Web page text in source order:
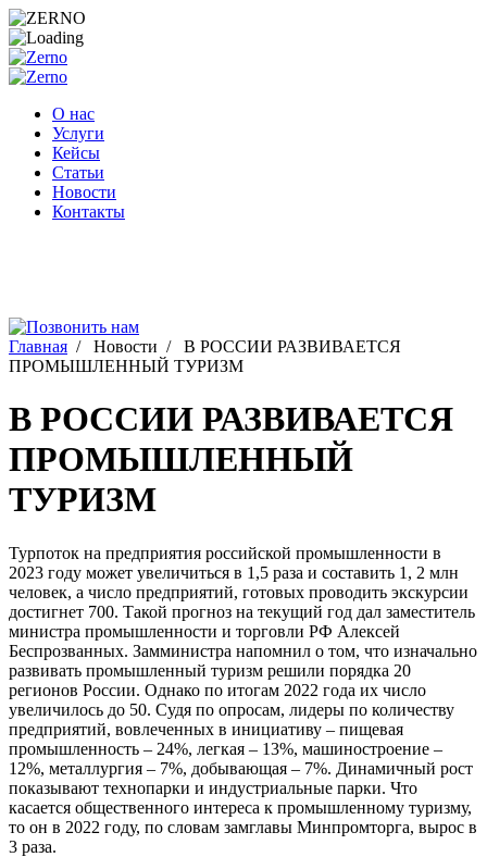
Перейти
к
О нас
Услуги
Кейсы
Статьи
Новости
Контакты
Главная / Новости / В РОССИИ РАЗВИВАЕТСЯ
ПРОМЫШЛЕННЫЙ ТУРИЗМ
В РОССИИ РАЗВИВАЕТСЯ
ПРОМЫШЛЕННЫЙ
ТУРИЗМ
Турпоток на предприятия российской промышленности в
2023 году может увеличиться в 1,5 раза и составить 1, 2 млн
человек, а число предприятий, готовых проводить экскурсии
достигнет 700. Такой прогноз на текущий год дал заместитель
министра промышленности и торговли РФ Алексей
Беспрозванных. Замминистра напомнил о том, что изначально
развивать промышленный туризм решили порядка 20
регионов России. Однако по итогам 2022 года их число
увеличилось до 50. Судя по опросам, лидеры по количеству
предприятий, вовлеченных в инициативу – пищевая
промышленность – 24%, легкая – 13%, машиностроение –
12%, металлургия – 7%, добывающая – 7%. Динамичный рост
показывают технопарки и индустриальные парки. Что
касается общественного интереса к промышленному туризму,
то он в 2022 году, по словам замглавы Минпромторга, вырос в
3 раза.